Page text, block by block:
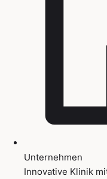
Unternehmen
Innovative Klinik